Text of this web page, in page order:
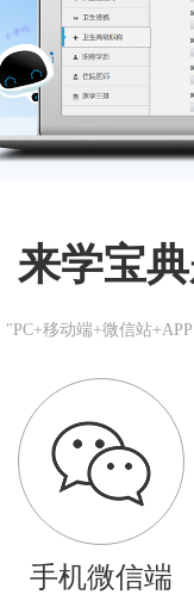
来学宝
"PC+移动端+微信站
手机微信端